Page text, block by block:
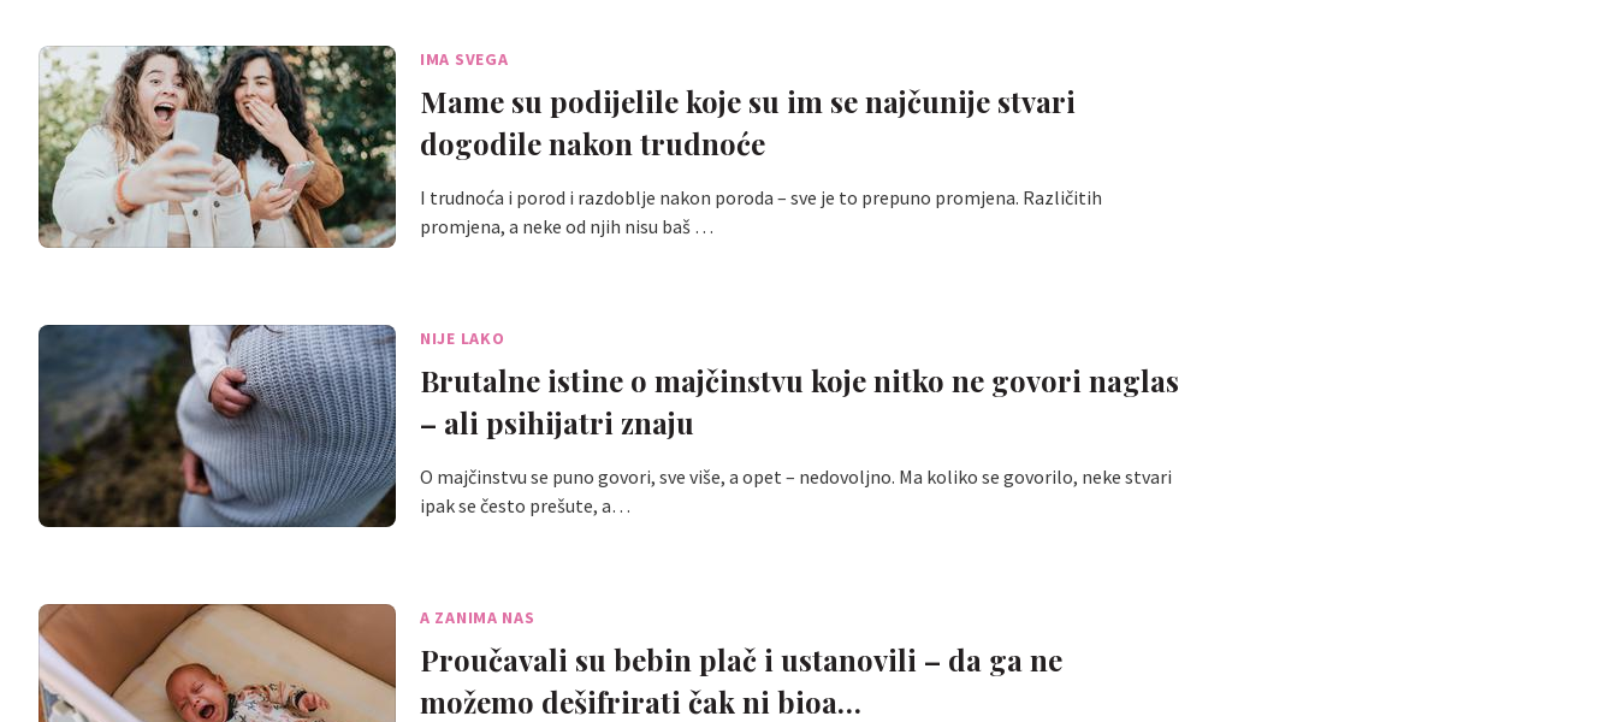
IMA SVEGA
Mame su podijelile koje su im se najčunije stvari
dogodile nakon trudnoće
I trudnoća i porod i razdoblje nakon poroda – sve je to prepuno promjena. Različitih
promjena, a neke od njih nisu baš …
NIJE LAKO
Brutalne istine o majčinstvu koje nitko ne govori naglas
– ali psihijatri znaju
O majčinstvu se puno govori, sve više, a opet – nedovoljno. Ma koliko se govorilo, neke stvari
ipak se često prešute, a…
A ZANIMA NAS
Proučavali su bebin plač i ustanovili – da ga ne
možemo dešifrirati čak ni bioa…